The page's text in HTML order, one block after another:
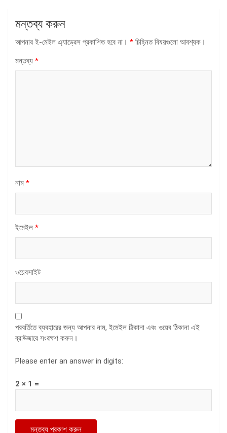
মন্তব্য করুন
আপনার ই-মেইল এ্যাড্রেস প্রকাশিত হবে না। * চিহ্নিত বিষয়গুলো আবশ্যক।
মন্তব্য *
নাম *
ইমেইল *
ওয়েবসাইট
পরবর্তিতে ব্যবহারের জন্য আপনার নাম, ইমেইল ঠিকানা এবং ওয়েব ঠিকানা এই
ব্রাউজারে সংরক্ষণ করুন।
Please enter an answer in digits:
2 × 1 =